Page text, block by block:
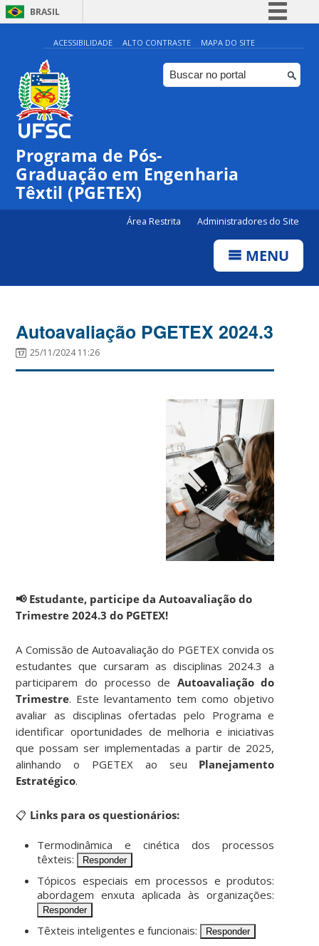
BRASIL
Simplifique!
Comunica BR
Participe
ACESSIBILIDADE ALTO CONTRASTE MAPA DO SITE
Programa de Pós-
Graduação em Engenharia
Têxtil (PGETEX)
Área Restrita Administradores do Site
MENU
Autoavaliação PGETEX 2024.3
25/11/2024 11:26
📢 Estudante, participe da Autoavaliação do
Trimestre 2024.3 do PGETEX!
A Comissão de Autoavaliação do PGETEX convida os
estudantes que cursaram as disciplinas 2024.3 a
participarem do processo de Autoavaliação do
Trimestre. Este levantamento tem como objetivo
avaliar as disciplinas ofertadas pelo Programa e
identificar oportunidades de melhoria e iniciativas
que possam ser implementadas a partir de 2025,
alinhando o PGETEX ao seu Planejamento
Estratégico.
📋 Links para os questionários:
Termodinâmica e cinética dos processos
têxteis:
Responder
Tópicos especiais em processos e produtos:
abordagem enxuta aplicada às organizações:
Responder
Têxteis inteligentes e funcionais: Responder